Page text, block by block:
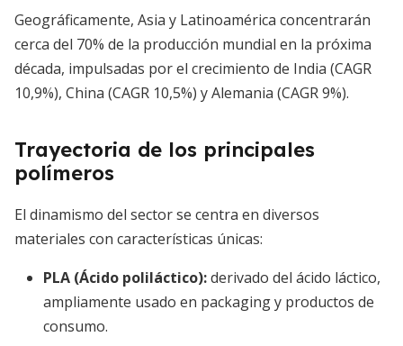
Geográficamente, Asia y Latinoamérica concentrarán
cerca del 70% de la producción mundial en la próxima
década, impulsadas por el crecimiento de India (CAGR
10,9%), China (CAGR 10,5%) y Alemania (CAGR 9%).
Trayectoria de los principales
polímeros
El dinamismo del sector se centra en diversos
materiales con características únicas:
PLA (Ácido poliláctico):derivado del ácido láctico,
ampliamente usado en packaging y productos de
consumo.